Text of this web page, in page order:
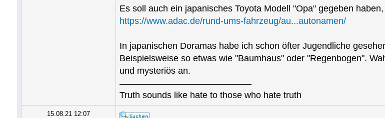
Es soll auch ein japanisches Toyota Modell "Opa" gegeben
https://www.adac.de/rund-ums-fahrzeug/au...autonamen/
In japanischen Doramas habe ich schon öfter Jugendliche
Beispielsweise so etwas wie "Baumhaus" oder "Regenbogen".
und mysteriös an.
Truth sounds like hate to those who hate truth
15.08.21 12:07